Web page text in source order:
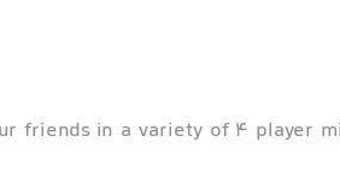
friends in a variety of 4 player